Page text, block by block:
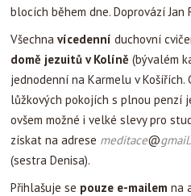
blocích během dne. Doprovází Jan
Všechna vícedenní duchovní
domě jezuitů v Kolíně (bývalém
jednodenní na Karmelu v Košířích.
lůžkových pokojích s plnou penzí
ovšem možné i velké slevy pro
získat na adrese meditace@
(sestra Denisa).
Přihlašuje se pouze e-mailem na